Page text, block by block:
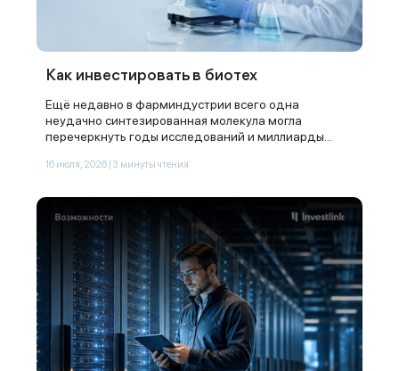
Как инвестировать в биотех
Ещё недавно в фарминдустрии всего одна
неудачно синтезированная молекула могла
перечеркнуть годы исследований и миллиарды...
16 июля, 2026 | 3 минуты чтения